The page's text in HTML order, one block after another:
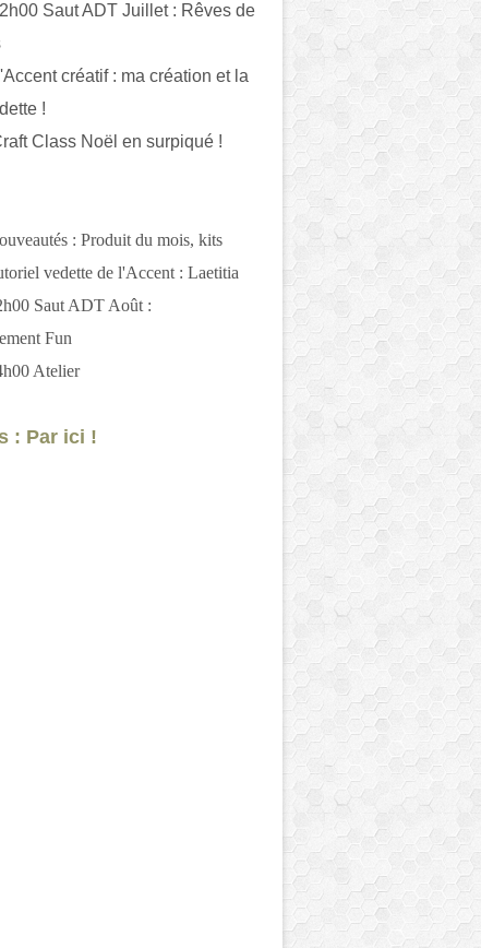
Saut ADT Juillet : Rêves de
créatif : ma création et la
!
Class Noël en surpiqué !
: Produit du mois, kits
vedette de l'Accent : Laetitia
Saut ADT Août :
Fun
Atelier
: Par ici !